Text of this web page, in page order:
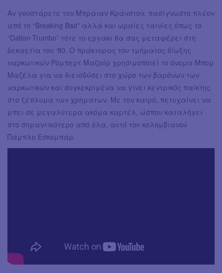
Αν γουστάρετε τον Μπράιαν Κράνστον, πασίγνωστο πλέον
από το “Breaking Bad” αλλά και ωραίες ταινίες όπως το
“Dalton Trumbo” τότε το εργάκι θα σας μεταφέρει στη
δεκαετία του ‘80. Ο πράκτορας του τμήματος δίωξης
ναρκωτικών Ρόμπερτ Μαζούρ χρησιμοποιεί το όνομα Μπομ
Μαζέλα για να διεισδύσει στο χώρο των βαρόνων των
ναρκωτικών και συγκεκριμένα να γίνει κεντρικός παίκτης
στο ξέπλυμα των χρημάτων. Με τον καιρό, πετυχαίνει να
μπει σε μεγαλύτερα ακόμα καρτέλ, ώσπου καταλήγει
στο σημαντικότερο από όλα, αυτό του κολομβιανού
Πάμπλο Εσκομπάρ.